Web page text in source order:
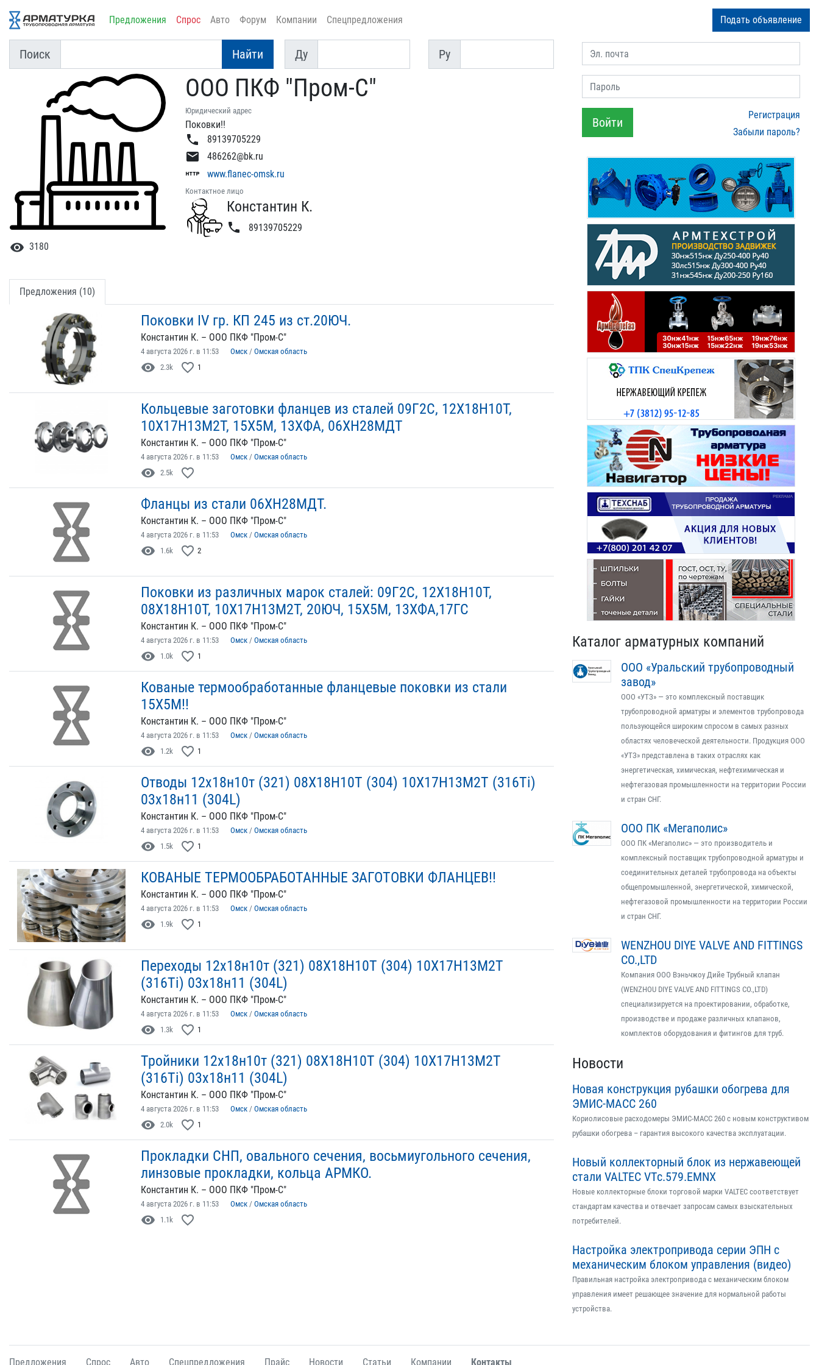
Предложения Спрос Авто Форум Компании Спецпредложения Подать объявление
Поиск Найти
Ду
Ду
Py
Py
visibility 3180
ООО ПКФ "Пром-С"
Юридический адрес
Поковки!!
phone 89139705229
email 486262@bk.ru
http www.flanec-omsk.ru
Контактное лицо
Константин К.
phone 89139705229
Предложения (10)
Поковки IV гр. КП 245 из ст.20ЮЧ.
Константин К. – ООО ПКФ "Пром-С"
4 августа 2026 г. в 11:53 Омск / Омская область
visibility 2.3k favorite_border 1
Кольцевые заготовки фланцев из сталей 09Г2С, 12Х18Н10Т,
10Х17Н13М2Т, 15Х5М, 13ХФА, 06ХН28МДТ
Константин К. – ООО ПКФ "Пром-С"
4 августа 2026 г. в 11:53 Омск / Омская область
visibility 2.5k favorite_border
Фланцы из стали 06ХН28МДТ.
Константин К. – ООО ПКФ "Пром-С"
4 августа 2026 г. в 11:53 Омск / Омская область
visibility 1.6k favorite_border 2
Поковки из различных марок сталей: 09Г2С, 12Х18Н10Т,
08Х18Н10Т, 10Х17Н13М2Т, 20ЮЧ, 15Х5М, 13ХФА,17ГС
Константин К. – ООО ПКФ "Пром-С"
4 августа 2026 г. в 11:53 Омск / Омская область
visibility 1.0k favorite_border 1
Кованые термообработанные фланцевые поковки из стали
15Х5М!!
Константин К. – ООО ПКФ "Пром-С"
4 августа 2026 г. в 11:53 Омск / Омская область
visibility 1.2k favorite_border 1
Отводы 12х18н10т (321) 08Х18Н10Т (304) 10Х17Н13М2Т (316Ti)
03х18н11 (304L)
Константин К. – ООО ПКФ "Пром-С"
4 августа 2026 г. в 11:53 Омск / Омская область
visibility 1.5k favorite_border 1
КОВАНЫЕ ТЕРМООБРАБОТАННЫЕ ЗАГОТОВКИ ФЛАНЦЕВ!!
Константин К. – ООО ПКФ "Пром-С"
4 августа 2026 г. в 11:53 Омск / Омская область
visibility 1.9k favorite_border 1
Переходы 12х18н10т (321) 08Х18Н10Т (304) 10Х17Н13М2Т
(316Ti) 03х18н11 (304L)
Константин К. – ООО ПКФ "Пром-С"
4 августа 2026 г. в 11:53 Омск / Омская область
visibility 1.3k favorite_border 1
Тройники 12х18н10т (321) 08Х18Н10Т (304) 10Х17Н13М2Т
(316Ti) 03х18н11 (304L)
Константин К. – ООО ПКФ "Пром-С"
4 августа 2026 г. в 11:53 Омск / Омская область
visibility 2.0k favorite_border 1
Прокладки СНП, овального сечения, восьмиугольного сечения,
линзовые прокладки, кольца АРМКО.
Константин К. – ООО ПКФ "Пром-С"
4 августа 2026 г. в 11:53 Омск / Омская область
visibility 1.1k favorite_border
Эл. почта
Пароль
Войти
Регистрация
Забыли пароль?
Каталог арматурных компаний
ООО «Уральский трубопроводный
завод»
ООО «УТЗ» — это комплексный поставщик
трубопроводной арматуры и элементов трубопровода
пользующейся широким спросом в самых разных
областях человеческой деятельности. Продукция ООО
«УТЗ» представлена в таких отраслях как
энергетическая, химическая, нефтехимическая и
нефтегазовая промышленности на территории России
и стран СНГ.
ООО ПК «Мегаполис»
ООО ПК «Мегаполис» — это производитель и
комплексный поставщик трубопроводной арматуры и
соединительных деталей трубопровода на объекты
общепромышленной, энергетической, химической,
нефтегазовой промышленности на территории России
и стран СНГ.
WENZHOU DIYE VALVE AND FITTINGS
CO.,LTD
Компания ООО Вэньчжоу Дийе Трубный клапан
(WENZHOU DIYE VALVE AND FITTINGS CO.,LTD)
специализируется на проектировании, обработке,
производстве и продаже различных клапанов,
комплектов оборудования и фитингов для труб.
Новости
Новая конструкция рубашки обогрева для
ЭМИС-МАСС 260
Кориолисовые расходомеры ЭМИС-МАСС 260 с новым конструктивом
рубашки обогрева – гарантия высокого качества эксплуатации.
Новый коллекторный блок из нержавеющей
стали VALTEC VTс.579.EMNX
Новые коллекторные блоки торговой марки VALTEC соответствует
стандартам качества и отвечает запросам самых взыскательных
потребителей.
Настройка электропривода серии ЭПН с
механическим блоком управления (видео)
Правильная настройка электропривода с механическим блоком
управления имеет решающее значение для нормальной работы
устройства.
Предложения Спрос Авто Спецпредложения Прайс Новости Статьи Компании Контакты